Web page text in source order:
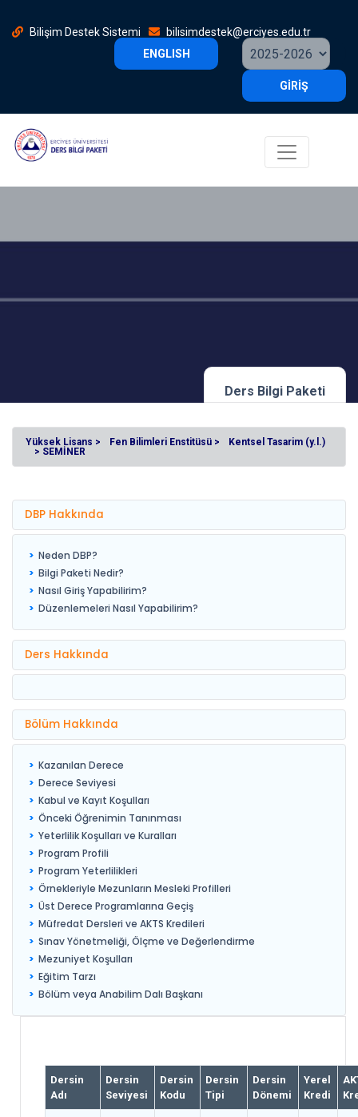
Bilişim Destek Sistemi
bilisimdestek@erciyes.edu.tr
ENGLISH
GİRİŞ
Ders Bilgi Paketi
Yüksek Lisans > Fen Bilimleri Enstitüsü >
Kentsel Tasarim (y.l.)
> SEMİNER
DBP Hakkında
Neden DBP?
Bilgi Paketi Nedir?
Nasıl Giriş Yapabilirim?
Düzenlemeleri Nasıl Yapabilirim?
Ders Hakkında
Bölüm Hakkında
Kazanılan Derece
Derece Seviyesi
Kabul ve Kayıt Koşulları
Önceki Öğrenimin Tanınması
Yeterlilik Koşulları ve Kuralları
Program Profili
Program Yeterlilikleri
Örnekleriyle Mezunların Mesleki Profilleri
Üst Derece Programlarına Geçiş
Müfredat Dersleri ve AKTS Kredileri
Sınav Yönetmeliği, Ölçme ve Değerlendirme
Mezuniyet Koşulları
Eğitim Tarzı
Bölüm veya Anabilim Dalı Başkanı
Dersin
Adı
Dersin
Seviyesi
Dersin
Kodu
Dersin
Tipi
Dersin
Dönemi
Yerel
Kredi